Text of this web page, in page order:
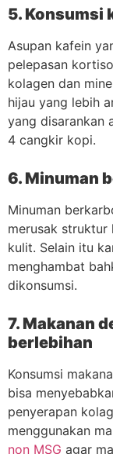
5. Konsumsi
Asupan kafein
pelepasan
kolagen dan
hijau yang lebih
yang disarankan
4 cangkir kopi.
6. Minuman
Minuman
merusak struktur
kulit. Selain itu
menghambat
dikonsumsi.
7. Makanan
berlebihan
Konsumsi
bisa
penyerapan
menggunakan
non MSG agar